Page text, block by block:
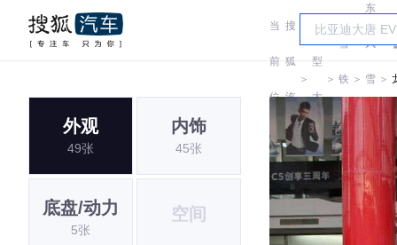
当
前
位
置:
搜
狐
汽
车
＞
车
型
大
全
＞
雪
铁
龙
＞
东
风
雪 ＞
外观
49张
内饰
45张
底盘/动力
5张
空间